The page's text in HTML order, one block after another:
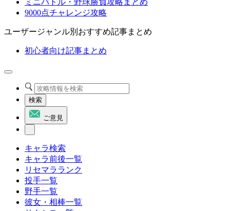
ミニバトル・野球勝負攻略まとめ
9000点チャレンジ攻略
ユーザージャンル別おすすめ記事まとめ
初心者向け記事まとめ
検索
ご意見
キャラ検索
キャラ前後一覧
リセマラランク
投手一覧
野手一覧
彼女・相棒一覧